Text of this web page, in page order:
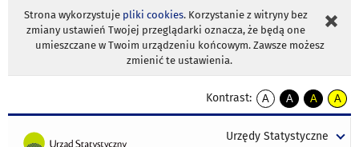
Strona wykorzystuje pliki cookies. Korzystanie z witryny bez
zmiany ustawień Twojej przeglądarki oznacza, że będą one
umieszczane w Twoim urządzeniu końcowym. Zawsze możesz
zmienić te ustawienia.
Kontrast:
A
kontrast
A
kontrast
tekst
A
kontrast
tekst
A
tekst
Urzędy Statystyczne